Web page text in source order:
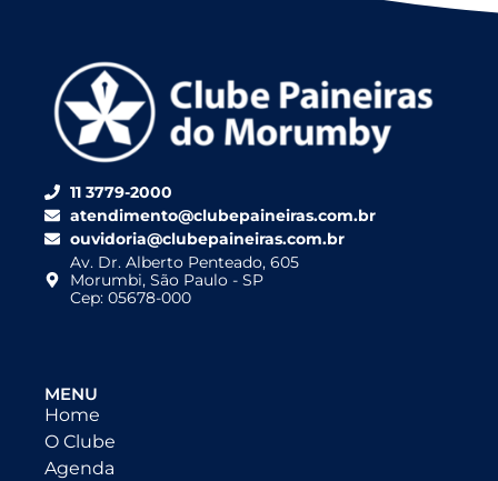
11 3779-2000
atendimento@clubepaineiras.com.br
ouvidoria@clubepaineiras.com.br
Av. Dr. Alberto Penteado, 605
Morumbi, São Paulo - SP
Cep: 05678-000
MENU
Home
O Clube
Agenda